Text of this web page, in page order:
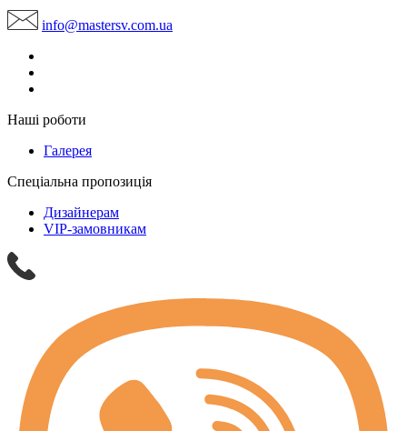
info@mastersv.com.ua
Наші роботи
Галерея
Спеціальна пропозиція
Дизайнерам
VIP-замовникам